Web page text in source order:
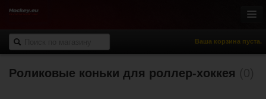
Ваша корзина пуста.
Онлайн-магазин
Роликовые коньки для роллер-хоккея